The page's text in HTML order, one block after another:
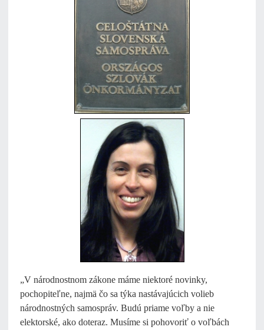
„V národnostnom zákone máme niektoré novinky,
pochopiteľne, najmä čo sa týka nastávajúcich volieb
národnostných samospráv. Budú priame voľby a nie
elektorské, ako doteraz. Musíme si pohovoriť o voľbách